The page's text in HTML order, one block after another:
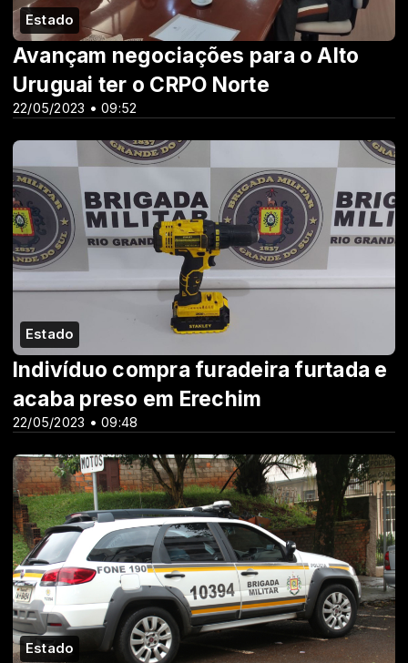
Estado
22/05/2023 • 09:52
Avançam negociações para o Alto
Uruguai ter o CRPO Norte
Estado
22/05/2023 • 09:48
Indivíduo compra furadeira furtada e
acaba preso em Erechim
Estado